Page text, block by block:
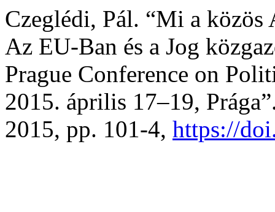
Czeglédi, Pál. “Mi a közös
Az EU-Ban és a Jog
Prague Conference on
2015. április 17–19,
2015, pp. 101-4, https://